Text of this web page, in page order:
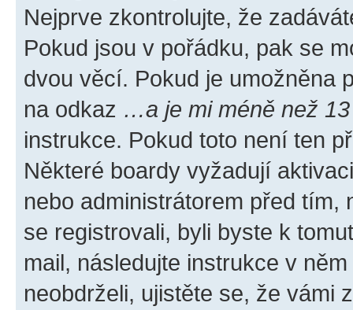
Nejprve zkontrolujte, že
Pokud jsou v pořádku, pak se
dvou věcí. Pokud je umožněna
na odkaz …a je mi méně než
instrukce. Pokud toto není ten
Některé boardy vyžadují
nebo administrátorem před tím,
se registrovali, byli byste k
mail, následujte instrukce v
neobdrželi, ujistěte se, že vámi